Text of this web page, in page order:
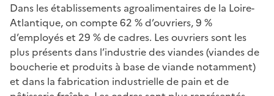
Dans les établissements agroalimentaires de la Loire-
Atlantique, on compte 62 % d’ouvriers, 9 %
d’employés et 29 % de cadres. Les ouvriers sont les
plus présents dans l’industrie des viandes (viandes de
boucherie et produits à base de viande notamment)
et dans la fabrication industrielle de pain et de